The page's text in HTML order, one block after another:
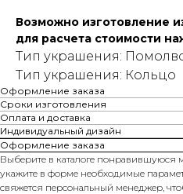
Возможно изготовление
для расчета стоимости
Тип украшения:
Тип украшения: Кольцо
Оформление заказа
Сроки изготовления
Оплата и доставка
Индивидуальный дизайн
Оформление заказа
Выберите в каталоге понравившуюся
укажите в форме необходимые
свяжется персональный менеджер,